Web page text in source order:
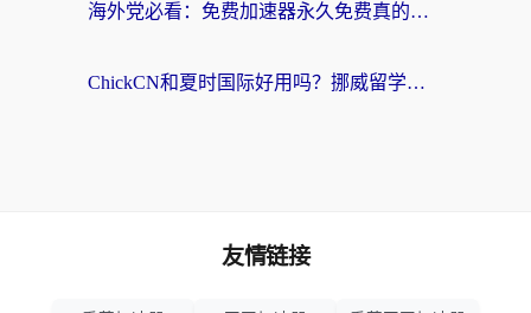
海外党必看：免费加速器永久免费真的存在吗？教你选对回国加速器无缝刷国内资源
ChickCN和夏时国际好用吗？挪威留学生亲测3款回国加速器，附穿梭和加速喵对比指南
友情链接